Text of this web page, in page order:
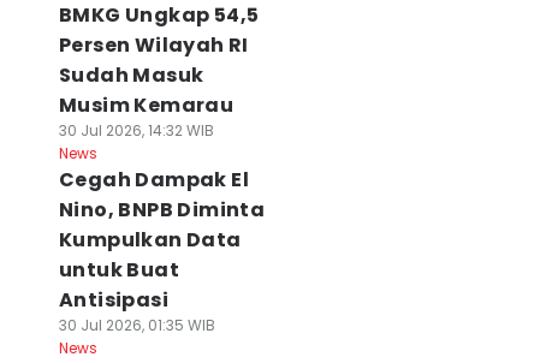
BMKG Ungkap 54,5
Persen Wilayah RI
Sudah Masuk
Musim Kemarau
30 Jul 2026, 14:32 WIB
News
Cegah Dampak El
Nino, BNPB Diminta
Kumpulkan Data
untuk Buat
Antisipasi
30 Jul 2026, 01:35 WIB
News